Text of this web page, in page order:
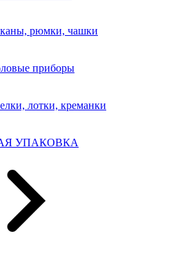
рюмки, чашки
приборы
лотки, креманки
УПАКОВКА